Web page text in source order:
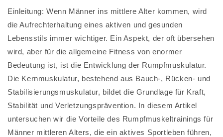
Einleitung: Wenn Männer ins mittlere Alter kommen, wird
die Aufrechterhaltung eines aktiven und gesunden
Lebensstils immer wichtiger. Ein Aspekt, der oft übersehen
wird, aber für die allgemeine Fitness von enormer
Bedeutung ist, ist die Entwicklung der Rumpfmuskulatur.
Die Kernmuskulatur, bestehend aus Bauch-, Rücken- und
Stabilisierungsmuskulatur, bildet die Grundlage für Kraft,
Stabilität und Verletzungsprävention. In diesem Artikel
untersuchen wir die Vorteile des Rumpfmuskeltrainings für
Männer mittleren Alters, die ein aktives Sportleben führen,